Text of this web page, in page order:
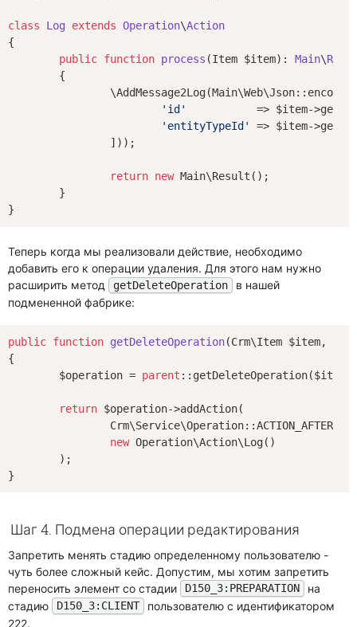
class Log extends Operation\Action
{
public function process (Item $item) : Main\
{
'id'
=> $item-
'entityTypeId'
=> $item-
return new Main\Result();
Теперь когда мы реализовали действие, необходимо
добавить его к операции удаления. Для этого нам нужно
расширить метод
getDeleteOperation
в нашей
подмененной фабрике:
public function getDeleteOperation(Crm\Item $item,
{
	$operation =
parent
return $operation->addAction(
new Operation\Action\Log()
Шаг 4. Подмена операции редактирования
Запретить менять стадию определенному пользователю -
чуть более сложный кейс. Допустим, мы хотим запретить
переносить элемент со стадии
D150_3:PREPARATION
на
стадию
D150_3:CLIENT
пользователю с идентификатором
222.